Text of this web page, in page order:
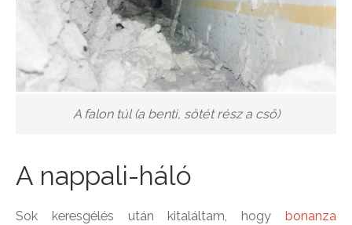
A falon túl (a benti, sötét rész a cső)
A nappali-háló
Sok keresgélés után kitaláltam, hogy
bonanza